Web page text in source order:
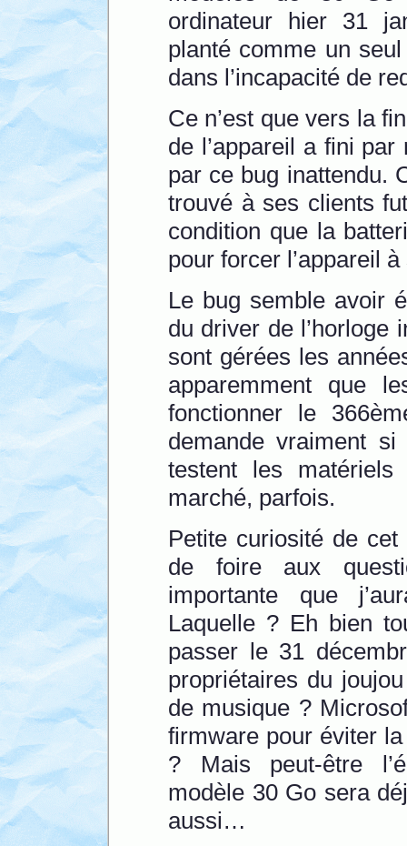
ordinateur hier 31
planté comme un
dans l’incapacité de
Ce n’est que vers la
de l’appareil a fini
par ce bug inattendu.
trouvé à ses clients
condition que la
pour forcer l’appareil
Le bug semble avoir
du driver de l’horloge
sont gérées les
apparemment que
fonctionner le
demande vraiment
testent les
marché, parfois.
Petite curiosité de
de foire aux
importante que
Laquelle ? Eh bien
passer le 31
propriétaires du
de musique ?
firmware pour éviter
? Mais peut-être
modèle 30 Go sera
aussi…